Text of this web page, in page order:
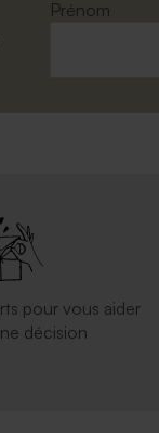
rouille
Prénom
pour vous aider
décision